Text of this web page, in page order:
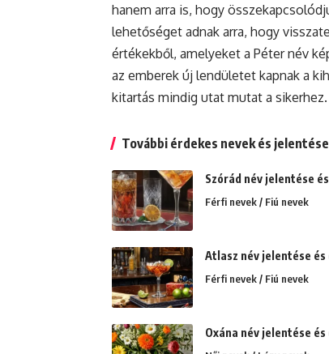
hanem arra is, hogy
lehetőséget adnak arra, hogy
értékekből, amelyeket a Péter név
az emberek új lendületet kapnak a
kitartás mindig utat mutat a sikerhez.
További érdekes nevek és
Szórád név jelentése
Férfi nevek / Fiú nevek
Atlasz név jelentése
Férfi nevek / Fiú nevek
Oxána név jelentése